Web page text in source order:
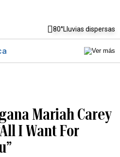
80°Lluvias dispersas
Mariah Carey
I Want For